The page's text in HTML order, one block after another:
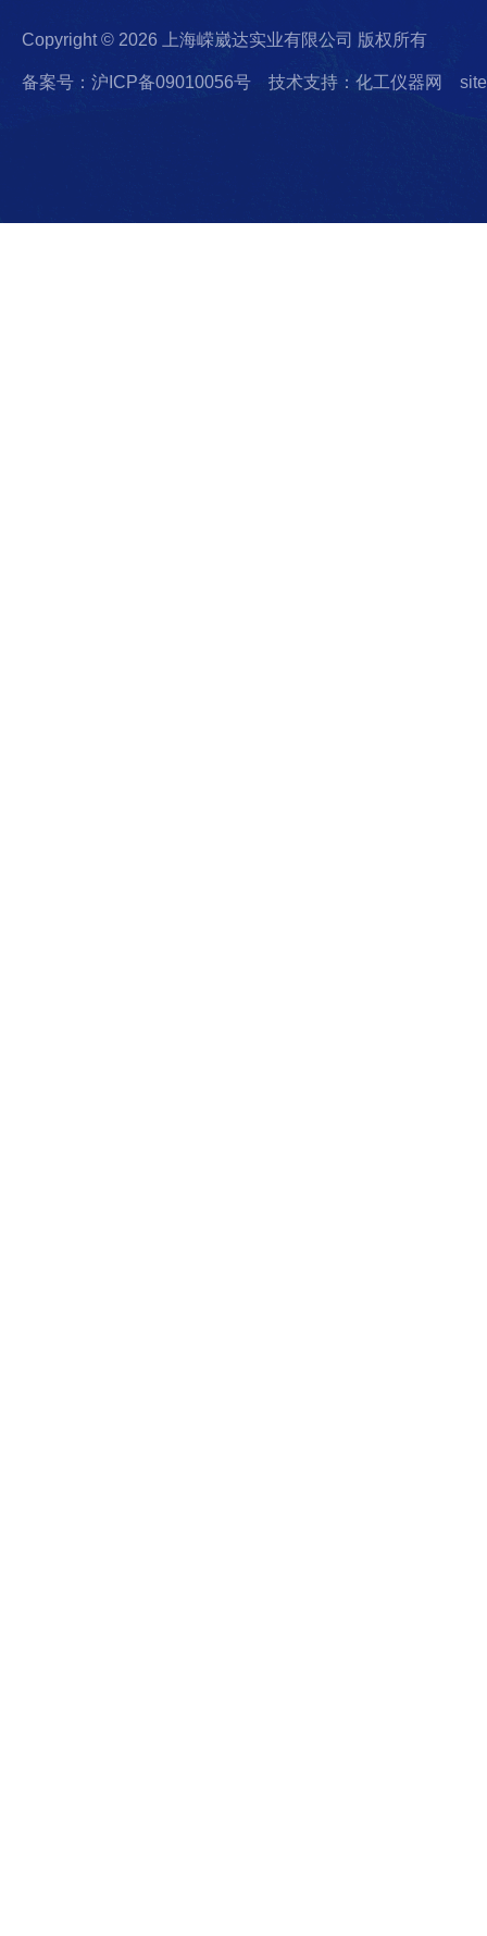
Copyright © 2026 上海嵘崴达实业有限公司 版权所有
备案号：沪ICP备09010056号 技术支持：化工仪器网